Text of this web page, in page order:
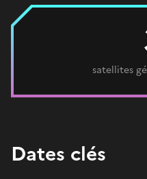
satellites
Dates clés